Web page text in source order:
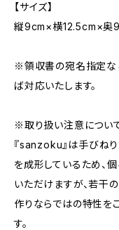
【サイズ】
縦9cm×横12.5cm×奥
※領収書の宛名指定な
ば対応いたします。
※取り扱い注意につい
『sanzoku』は手びね
を成形しているため、
いただけますが、若干
作りならではの特性を
す。